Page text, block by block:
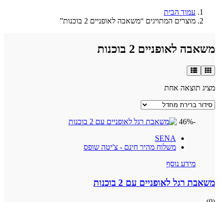
עמוד הבית
מוצרים המתויגים “משאבה לאופניים 2 בוכנות”
לאופניים 2 בוכנות
תוצאה אחת
SENA
משלוח מהיר חינם - צ'יטה שופס
מידע נוסף
רגל לאופניים עם 2 בוכנות